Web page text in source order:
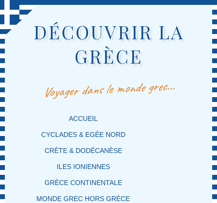
DÉCOUVRIR LA
GRÈCE
Voyager dans le monde grec…
MENU PRINCIPAL
MASQUER LA NAVIGATION PRINCIPALE
MASQUER LA NAVIGATION SECONDAIRE
ACCUEIL
CYCLADES & EGÉE NORD
CRÈTE & DODÉCANÈSE
ILES IONIENNES
GRÈCE CONTINENTALE
MONDE GREC HORS GRÈCE